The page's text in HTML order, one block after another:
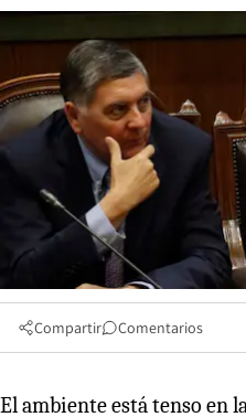
Compartir Comentarios
El ambiente está tenso en